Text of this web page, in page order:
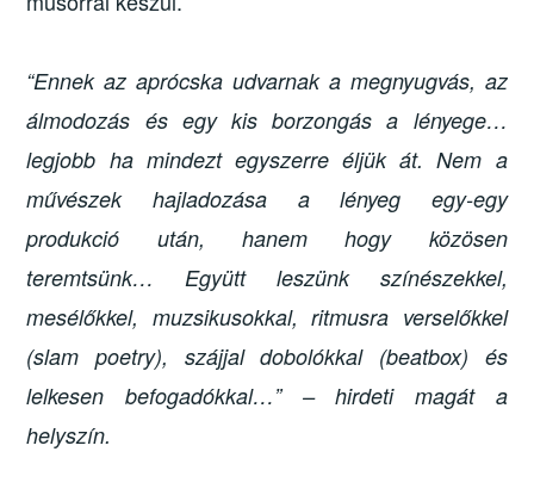
“Ennek az aprócska udvarnak a megnyugvás, az
álmodozás és egy kis borzongás a lényege…
legjobb ha mindezt egyszerre éljük át. Nem a
művészek hajladozása a lényeg egy-egy
produkció után, hanem hogy közösen
teremtsünk… Együtt leszünk színészekkel,
mesélőkkel, muzsikusokkal, ritmusra verselőkkel
(slam poetry), szájjal dobolókkal (beatbox) és
lelkesen befogadókkal…” – hirdeti magát a
helyszín.